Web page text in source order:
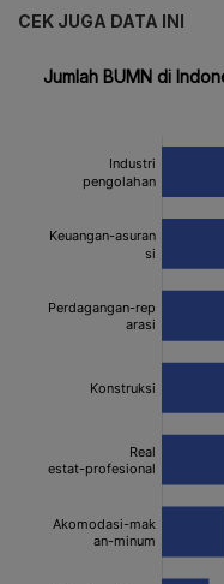
CEK JUGA DATA INI